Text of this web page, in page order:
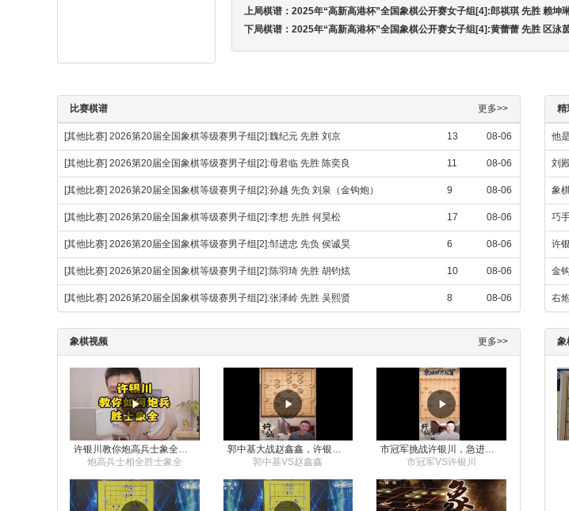
上局棋谱： 2025年“高新高港杯”全国象棋公开赛女子组[4]:郎祺琪 先胜 赖坤
下局棋谱： 2025年“高新高港杯”全国象棋公开赛女子组[4]:黄蕾蕾 先胜 区泳
比赛棋谱 更多>>
[其他比赛] 2026第20届全国象棋等级赛男子组[2]:魏纪元 先胜 刘京 13 08-06
[其他比赛] 2026第20届全国象棋等级赛男子组[2]:母君临 先胜 陈奕良 11 08-06
[其他比赛] 2026第20届全国象棋等级赛男子组[2]:孙越 先负 刘泉（金钩炮） 9 08-06
[其他比赛] 2026第20届全国象棋等级赛男子组[2]:李想 先胜 何昊松 17 08-06
[其他比赛] 2026第20届全国象棋等级赛男子组[2]:邹进忠 先负 侯诚昊 6 08-06
[其他比赛] 2026第20届全国象棋等级赛男子组[2]:陈羽琦 先胜 胡钧炫 10 08-06
[其他比赛] 2026第20届全国象棋等级赛男子组[2]:张泽岭 先胜 吴熙贤 8 08-06
精
他
刘
象
巧
许
金
右
象棋视频 更多>>
炮高兵士相全胜士象全
郭中基VS赵鑫鑫
市冠军VS许银川
象